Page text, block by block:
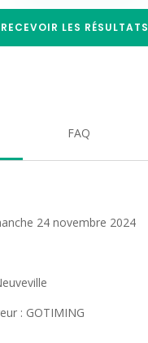
RECEVOIR LES RÉSULTATS
FAQ
24 novembre 2024
: GOTIMING